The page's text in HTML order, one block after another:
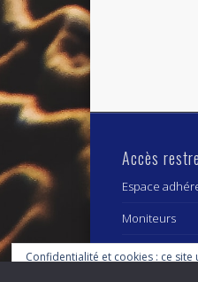
Accès
Espace
Moniteurs
Confidentialité et cookies : ce